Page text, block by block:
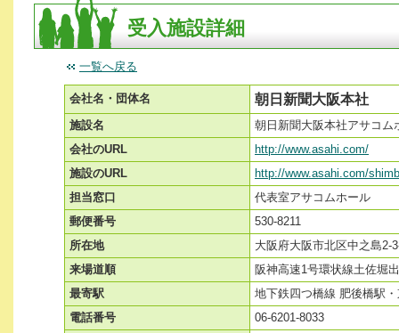
受入施設詳細
一覧へ戻る
会社名・団体名 朝日新聞大阪本社
施設名
朝日新聞大阪本社アサコム
会社のURL
http://www.asahi.com/
施設のURL
http://www.asahi.com/
担当窓口
代表室アサコムホール
郵便番号
530-8211
所在地
大阪府大阪市北区中之島2-
来場道順
阪神高速1号環状線土佐堀
最寄駅
地下鉄四つ橋線 肥後橋駅
電話番号
06-6201-8033